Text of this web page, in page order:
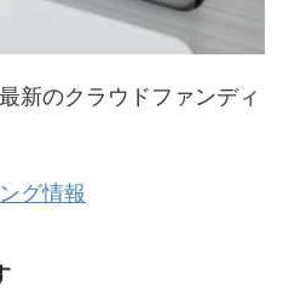
新のクラウドファンディ
グ情報